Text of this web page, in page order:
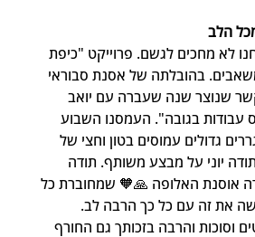
הלב
לא מחכים לגשם. פרוייקט "כיפת
בהובלתה של אסנת סבוראי
שנוצר שנה שעברה עם יואב
עבודות בגובה". העמסנו השבוע
גדולים עמוסים בטון וחצי של
יוני על מבצע משותף. תודה
אוסנת האלופה 🙏🧡 שמחוברת כל
את זה עם כל כך הרבה לב.
וסוכות והרבה בזכותך גם החורף